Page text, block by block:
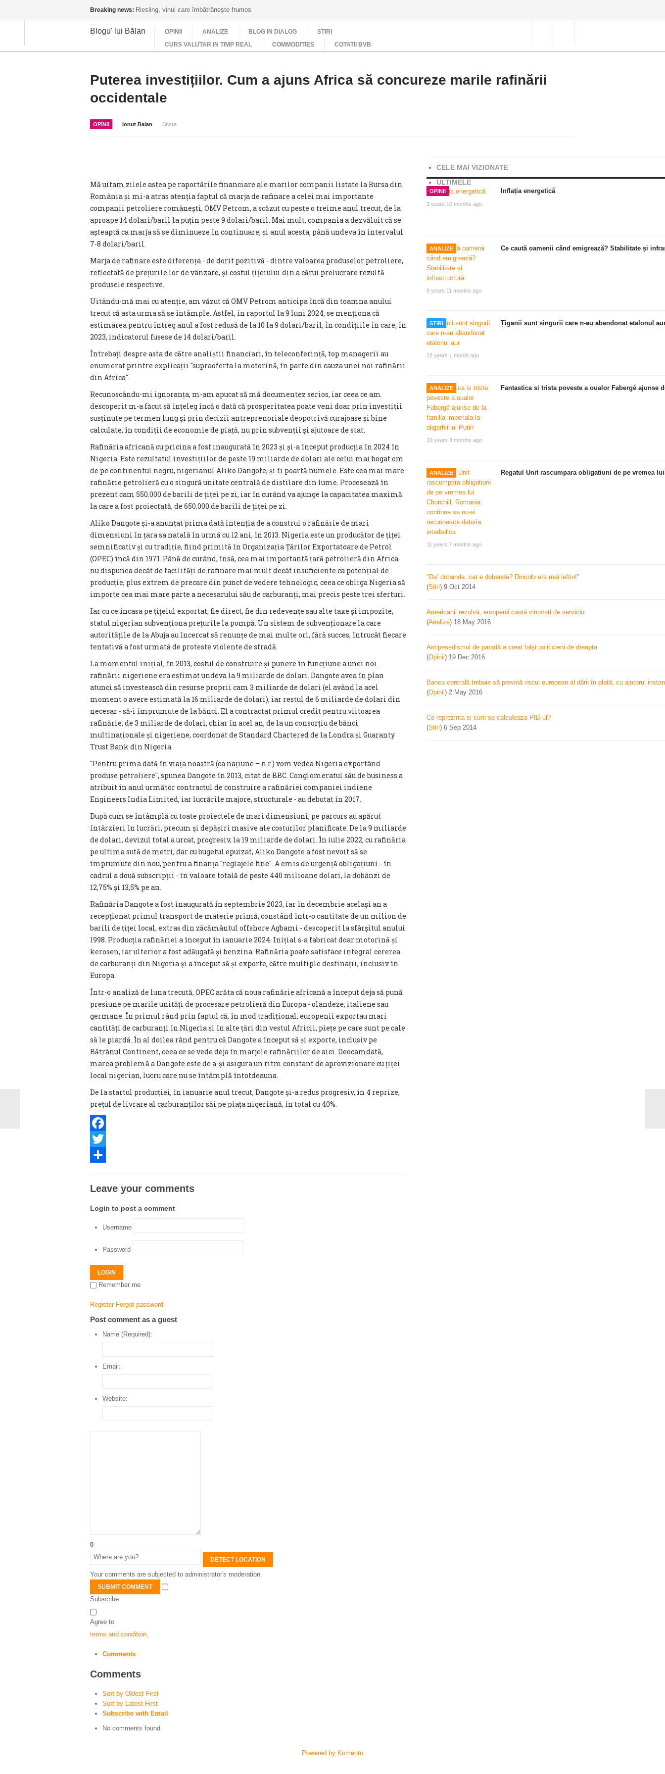
Breaking news: Riesling, vinul care îmbătrânește frumos
Blogu' lui Bălan OPINII ANALIZE BLOG IN DIALOG
STIRI
CURS VALUTAR IN TIMP REAL
COMMODITIES COTATII BVB
Puterea investițiilor. Cum a ajuns Africa să concureze marile rafinării
occidentale
OPINII Ionut Balan Share
Mă uitam zilele astea pe raportările financiare ale marilor companii listate la Bursa din
România și mi-a atras atenția faptul că marja de rafinare a celei mai importante
companii petroliere românești, OMV Petrom, a scăzut cu peste o treime anul trecut, de la
aproape 14 dolari/baril la puțin peste 9 dolari/baril. Mai mult, compania a dezvăluit că se
așteaptă ca marja să se diminueze în continuare, și anul acesta, până undeva în intervalul
7-8 dolari/baril.
Marja de rafinare este diferența - de dorit pozitivă - dintre valoarea produselor petroliere,
reflectată de prețurile lor de vânzare, și costul țițeiului din a cărui prelucrare rezultă
produsele respective.
Uitându-mă mai cu atenție, am văzut că OMV Petrom anticipa încă din toamna anului
trecut că asta urma să se întâmple. Astfel, în raportul la 9 luni 2024, se menționa că
estimarea pentru întreg anul a fost redusă de la 10 la 9 dolari/baril, în condițiile în care, în
2023, indicatorul fusese de 14 dolari/baril.
Întrebați despre asta de către analiștii financiari, în teleconferință, top managerii au
enumerat printre explicații ″supraoferta la motorină, în parte din cauza unei noi rafinării
din Africa″.
Recunoscându-mi ignoranța, m-am apucat să mă documentez serios, iar ceea ce am
descoperit m-a făcut să înțeleg încă o dată că prosperitatea poate veni doar prin investiții
susținute pe termen lung și prin decizii antreprenoriale deopotrivă curajoase și bine
calculate, în condiții de economie de piață, nu prin subvenții și ajutoare de stat.
Rafinăria africană cu pricina a fost inaugurată în 2023 și și-a început producția în 2024 în
Nigeria. Este rezultatul investițiilor de peste 19 miliarde de dolari ale celui mai bogat om
de pe continentul negru, nigerianul Aliko Dangote, și îi poartă numele. Este cea mai mare
rafinărie petrolieră cu o singură unitate centrală de distilare din lume. Procesează în
prezent cam 550.000 de barili de țiței pe zi, iar în curând va ajunge la capacitatea maximă
la care a fost proiectată, de 650.000 de barili de țiței pe zi.
Aliko Dangote și-a anunțat prima dată intenția de a construi o rafinărie de mari
dimensiuni în țara sa natală în urmă cu 12 ani, în 2013. Nigeria este un producător de țiței
semnificativ și cu tradiție, fiind primită în Organizația Țărilor Exportatoare de Petrol
(OPEC) încă din 1971. Până de curând, însă, cea mai importantă țară petrolieră din Africa
nu dispunea decât de facilități de rafinare mai mult decât insuficiente ca potențial de
producție, plus extrem de precare din punct de vedere tehnologic, ceea ce obliga Nigeria să
importe cea mai mare parte a necesarului său de carburanți, mai precis peste trei sferturi.
Iar cu ce încasa pe țițeiul exportat, fie direct, fie din redevențe sau alte taxe și impozite,
statul nigerian subvenționa prețurile la pompă. Un sistem de subvenționare la care
autoritățile de la Abuja au încercat să renunțe de mai multe ori, fără succes, întrucât fiecare
tentativă a fost urmată de proteste violente de stradă.
La momentul inițial, în 2013, costul de construire și punere în funcțiune a unei noi
rafinării nigeriene era estimat undeva la 9 miliarde de dolari. Dangote avea în plan
atunci să investească din resurse proprii cam 3 miliarde de dolari (el având la acel
moment o avere estimată la 16 miliarde de dolari), iar restul de 6 miliarde de dolari din
necesar - să-i împrumute de la bănci. El a contractat primul credit pentru viitoarea
rafinărie, de 3 miliarde de dolari, chiar în acel an, de la un consorțiu de bănci
multinaționale și nigeriene, coordonat de Standard Chartered de la Londra și Guaranty
Trust Bank din Nigeria.
″Pentru prima dată în viața noastră (ca națiune – n.r.) vom vedea Nigeria exportând
produse petroliere″, spunea Dangote în 2013, citat de BBC. Conglomeratul său de business a
atribuit în anul următor contractul de construire a rafinăriei companiei indiene
Engineers India Limited, iar lucrările majore, structurale - au debutat în 2017.
După cum se întâmplă cu toate proiectele de mari dimensiuni, pe parcurs au apărut
întârzieri în lucrări, precum și depășiri masive ale costurilor planificate. De la 9 miliarde
de dolari, devizul total a urcat, progresiv, la 19 miliarde de dolari. În iulie 2022, cu rafinăria
pe ultima sută de metri, dar cu bugetul epuizat, Aliko Dangote a fost nevoit să se
împrumute din nou, pentru a finanța ″reglajele fine″. A emis de urgență obligațiuni - în
cadrul a două subscripții - în valoare totală de peste 440 milioane dolari, la dobânzi de
12,75% și 13,5% pe an.
Rafinăria Dangote a fost inaugurată în septembrie 2023, iar în decembrie același an a
recepționat primul transport de materie primă, constând într-o cantitate de un milion de
barili de țiței local, extras din zăcământul offshore Agbami - descoperit la sfârșitul anului
1998. Producția rafinăriei a început în ianuarie 2024. Inițial s-a fabricat doar motorină și
kerosen, iar ulterior a fost adăugată și benzina. Rafinăria poate satisface integral cererea
de carburanți din Nigeria și a început să și exporte, către multiple destinații, inclusiv în
Europa.
Într-o analiză de luna trecută, OPEC arăta că noua rafinărie africană a început deja să pună
presiune pe marile unități de procesare petrolieră din Europa - olandeze, italiene sau
germane. În primul rând prin faptul că, în mod tradițional, europenii exportau mari
cantități de carburanți în Nigeria și în alte țări din vestul Africii, piețe pe care sunt pe cale
să le piardă. În al doilea rând pentru că Dangote a început să și exporte, inclusiv pe
Bătrânul Continent, ceea ce se vede deja în marjele rafinăriilor de aici. Deocamdată,
marea problemă a Dangote este de a-și asigura un ritm constant de aprovizionare cu țiței
local nigerian, lucru care nu se întâmplă întotdeauna.
De la startul producției, în ianuarie anul trecut, Dangote și-a redus progresiv, în 4 reprize,
prețul de livrare al carburanților săi pe piața nigeriană, în total cu 40%.
Facebook
Twitter
CELE MAI VIZIONATE
ULTIMELE
OPINII
3 years 10 months ago
Inflația energetică
ANALIZE
9 years 11 months ago
Ce caută oamenii când emigrează? Stabilitate și
STIRI
12 years 1 month ago
Țiganii sunt singurii care n-au abandonat etalonul
ANALIZE
10 years 3 months ago
Fantastica si trista poveste a oualor Fabergé
ANALIZE
11 years 7 months ago
Regatul Unit rascumpara obligatiuni de pe vremea
"Da’ dobanda, cat e dobanda? Dincolo era mai ieftin!"
(Stiri) 9 Oct 2014
Americanii rezolvă, europenii caută vinovați de serviciu
(Analize) 18 May 2016
Antipesedismul de paradă a creat falşi politicieni de dreapta
(Opinii) 19 Dec 2016
Banca centrală trebuie să prevină riscul european al dării în plată, cu ajutorul
(Opinii) 2 May 2016
Ce reprezinta si cum se calculeaza PIB-ul?
(Stiri) 6 Sep 2014
Leave your comments
Login to post a comment
Username
Password
LOGIN
Remember me
Register Forgot password
Post comment as a guest
Name (Required):
Email:
Website:
0
DETECT LOCATION
Your comments are subjected to administrator's moderation.
SUBMIT COMMENT
Subscribe
Agree to
terms and condition
Comments
Comments
Sort by Oldest First
Sort by Latest First
Subscribe with Email
No comments found
Powered by Komento